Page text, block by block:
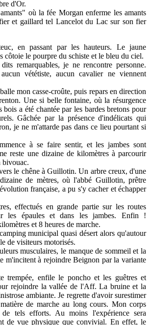
d'Or.
où la fée Morgan enferme les amants
et gaillard tel Lancelot du Lac sur son fier
en passant par les hauteurs. Le jaune
côtoie le pourpre du schiste et le bleu du ciel.
remarquables, je ne rencontre personne.
vététiste, aucun cavalier ne viennent
mon casse-croûte, puis repars en direction
Une si belle fontaine, où la résurgence
bois a été chantée par les bardes bretons pour
Gâchée par la présence d'indélicats qui
je ne m'attarde pas dans ce lieu pourtant si
à se faire sentir, et les jambes sont
reste une dizaine de kilomètres à parcourir
bivouac.
le chêne à Guillotin. Un arbre creux, d'une
de mètres, où l'abbé Guillotin, prêtre
française, a pu s'y cacher et échapper
effectués en grande partie sur les routes
les épaules et dans les jambes. Enfin !
et 8 heures de marche.
municipal quasi désert alors qu'autour
de visiteurs motorisés.
musculaires, le manque de sommeil et la
m'incitent à rejoindre Beignon par la variante
trempée, enfile le poncho et les guêtres et
rejoindre la vallée de l'Aff. La bruine et la
ambiante. Je regrette d'avoir surestimer
de marche au long cours. Mon corps
tels efforts. Au moins l'expérience sera
de vue physique que convivial. En effet, le